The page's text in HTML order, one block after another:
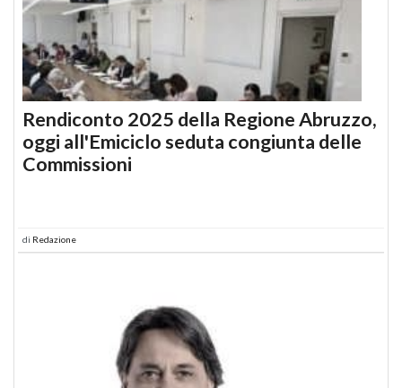
Rendiconto 2025 della Regione Abruzzo,
oggi all'Emiciclo seduta congiunta delle
Commissioni
di Redazione